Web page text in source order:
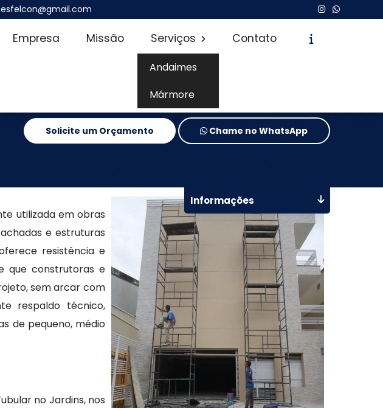
Empresa Missão Serviços
Andaimes
Mármore
Contato
Solicite um Orçamento Chame no WhatsApp
utilizada em obras
e estruturas
resistência e
que construtoras e
sem arcar com
respaldo técnico,
de pequeno, médio
no Jardins, nos
Informações